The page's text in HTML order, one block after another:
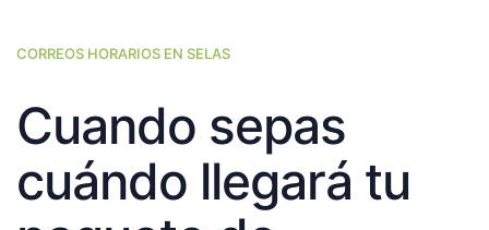
CORREOS HORARIOS EN SELAS
Cuando sepas
cuándo llegará tu